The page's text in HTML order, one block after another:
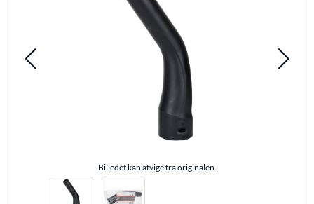
Billedet kan afvige fra originalen.